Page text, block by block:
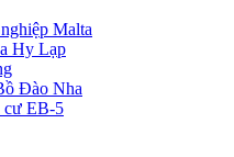
Malta
Hy Lạp
Đào Nha
cư EB-5